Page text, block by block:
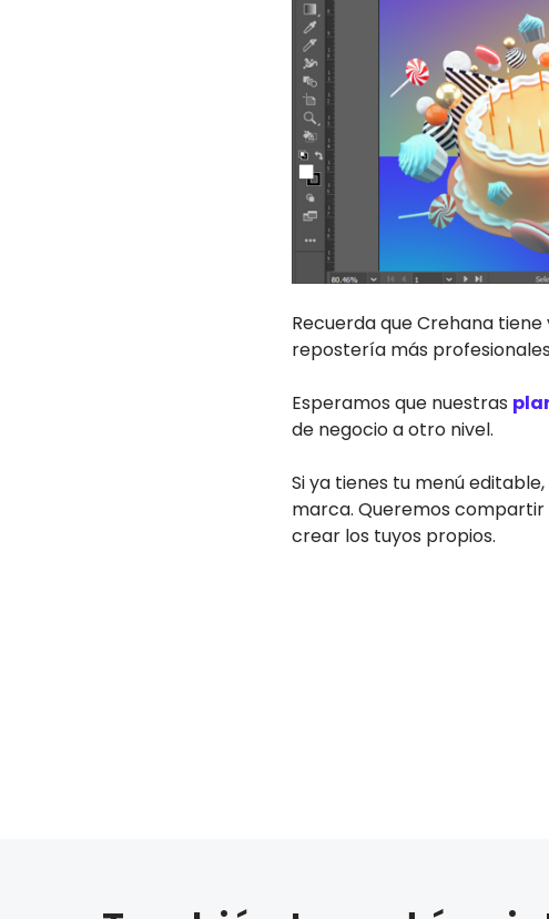
Recuerda que Crehana tiene
repostería más
Esperamos que nuestras
de negocio a otro nivel.
Si ya tienes tu menú
marca. Queremos compartir
crear los tuyos propios.